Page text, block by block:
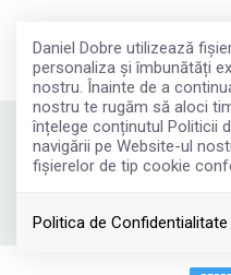
Daniel Dobre utilizează
personaliza și îmbunătăți
nostru. Înainte de a
nostru te rugăm să aloci
înțelege conținutul Politicii
navigării pe Website-ul
fişierelor de tip cookie
Politica de Confidentialitate
Birou cu view, în
ID: FX79329 116